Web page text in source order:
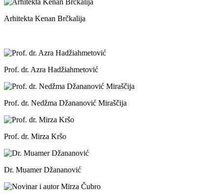
Arhitekta Kenan Brčkalija
Prof. dr. Azra Hadžiahmetović
Prof. dr. Nedžma Džananović Miraščija
Prof. dr. Mirza Kršo
Dr. Muamer Džananović